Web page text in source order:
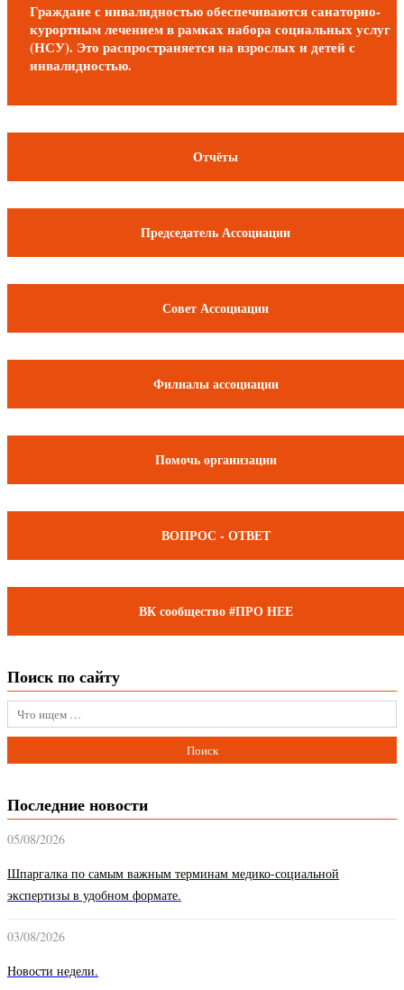
Граждане с инвалидностью обеспечиваются санаторно-
курортным лечением в рамках набора социальных услуг
(НСУ). Это распространяется на взрослых и детей с
инвалидностью.
Отчёты
Председатель Ассоциации
Совет Ассоциации
Филиалы ассоциации
Помочь организации
ВОПРОС - ОТВЕТ
ВК сообщество #ПРО НЕЕ
Поиск по сайту
Последние новости
05/08/2026
Шпаргалка по самым важным терминам медико-социальной
экспертизы в удобном формате.
03/08/2026
Новости недели.